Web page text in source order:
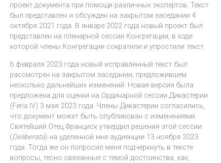
проект документа при помощи различных экспертов. Текст
был представлен и обсужден на закрытом заседании 4
октября 2021 года. В январе 2022 года новый проект был
представлен на пленарной сессии Конгрегации, в ходе
которой члены Конгрегации сократили и упростили текст.
6 февраля 2023 года новый исправленный текст был
рассмотрен на закрытом заседании, предложившем
несколько дальнейших изменений. Новая версия была
предложена для оценки на Ординарной сессии Дикастерии
(Feria IV) 3 мая 2023 года. Члены Дикастерии согласились,
что документ может быть опубликован с изменениями.
Святейший Отец Франциск утвердил решения этой сессии
(Deliberata) на уделенной мне аудиенции 13 ноября 2023
года. Тогда же он попросил меня подчеркнуть в тексте
вопросы, тесно связанные с темой достоинства, как,